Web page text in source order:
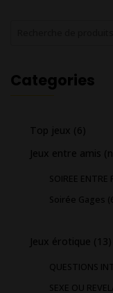
Categories
Top jeux (6)
Jeux entre amis
SOIREE ENTRE
Soirée Gages
Jeux érotique (13)
QUESTIONS
SEXE OU